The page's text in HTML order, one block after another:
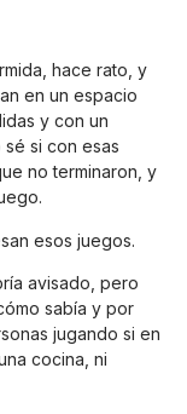
hace rato, y
en un espacio
y con un
si con esas
no terminaron, y
esos juegos.
avisado, pero
sabía y por
jugando si en
cocina, ni